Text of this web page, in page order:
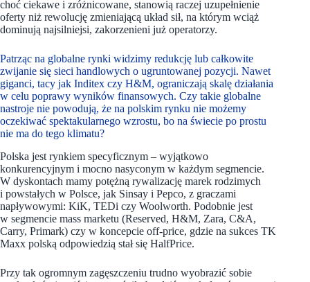
choć ciekawe i zróżnicowane, stanowią raczej uzupełnienie
oferty niż rewolucję zmieniającą układ sił, na którym wciąż
dominują najsilniejsi, zakorzenieni już operatorzy.
Patrząc na globalne rynki widzimy redukcję lub całkowite
zwijanie się sieci handlowych o ugruntowanej pozycji. Nawet
giganci, tacy jak Inditex czy H&M, ograniczają skalę działania
w celu poprawy wyników finansowych. Czy takie globalne
nastroje nie powodują, że na polskim rynku nie możemy
oczekiwać spektakularnego wzrostu, bo na świecie po prostu
nie ma do tego klimatu?
Polska jest rynkiem specyficznym – wyjątkowo
konkurencyjnym i mocno nasyconym w każdym segmencie.
W dyskontach mamy potężną rywalizację marek rodzimych
i powstałych w Polsce, jak Sinsay i Pepco, z graczami
napływowymi: KiK, TEDi czy Woolworth. Podobnie jest
w segmencie mass marketu (Reserved, H&M, Zara, C&A,
Carry, Primark) czy w koncepcie off-price, gdzie na sukces TK
Maxx polską odpowiedzią stał się HalfPrice.
Przy tak ogromnym zagęszczeniu trudno wyobrazić sobie